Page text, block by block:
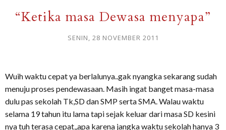
“Ketika masa Dewasa menyapa”
SENIN, 28 NOVEMBER 2011
Wuih waktu cepat ya berlalunya..gak nyangka sekarang sudah
menuju proses pendewasaan. Masih ingat banget masa-masa
dulu pas sekolah Tk,SD dan SMP serta SMA. Walau waktu
selama 19 tahun itu lama tapi sejak keluar dari masa SD kesini
nya tuh terasa cepat,,apa karena jangka waktu sekolah hanya 3